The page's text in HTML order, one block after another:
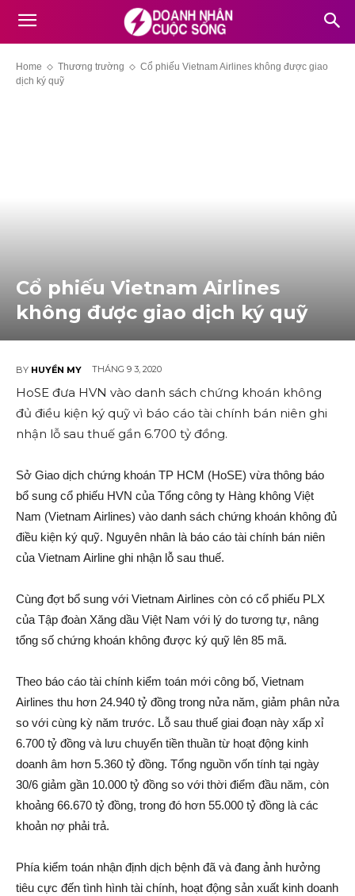
Home Thương trường
Cổ phiếu Vietnam Airlines không được giao
dịch ký quỹ
Cổ phiếu Vietnam Airlines
không được giao dịch ký quỹ
BY HUYỀN MY THÁNG 9 3, 2020
HoSE đưa HVN vào danh sách chứng khoán không
đủ điều kiện ký quỹ vì báo cáo tài chính bán niên ghi
nhận lỗ sau thuế gần 6.700 tỷ đồng.
Sở Giao dịch chứng khoán TP HCM (HoSE) vừa thông báo
bổ sung cổ phiếu HVN của Tổng công ty Hàng không Việt
Nam (Vietnam Airlines) vào danh sách chứng khoán không đủ
điều kiện ký quỹ. Nguyên nhân là báo cáo tài chính bán niên
của Vietnam Airline ghi nhận lỗ sau thuế.
Cùng đợt bổ sung với Vietnam Airlines còn có cổ phiếu PLX
của Tập đoàn Xăng dầu Việt Nam với lý do tương tự, nâng
tổng số chứng khoán không được ký quỹ lên 85 mã.
Theo báo cáo tài chính kiểm toán mới công bố, Vietnam
Airlines thu hơn 24.940 tỷ đồng trong nửa năm, giảm phân nửa
so với cùng kỳ năm trước. Lỗ sau thuế giai đoạn này xấp xỉ
6.700 tỷ đồng và lưu chuyển tiền thuần từ hoạt động kinh
doanh âm hơn 5.360 tỷ đồng. Tổng nguồn vốn tính tại ngày
30/6 giảm gần 10.000 tỷ đồng so với thời điểm đầu năm, còn
khoảng 66.670 tỷ đồng, trong đó hơn 55.000 tỷ đồng là các
khoản nợ phải trả.
Phía kiểm toán nhận định dịch bệnh đã và đang ảnh hưởng
tiêu cực đến tình hình tài chính, hoạt động sản xuất kinh doanh